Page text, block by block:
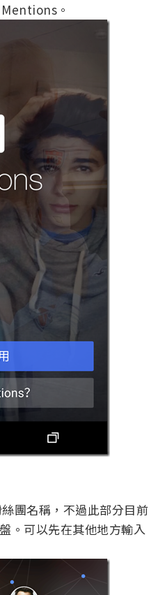
。
團名稱，不過此部分目前
。可以先在其他地方輸入